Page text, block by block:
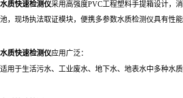
水质快速检测仪采用高强度PVC工程塑料手提箱设计，
池，现场执法取证模块，便携多参数水质检测仪具有性
水质快速检测仪应用广泛：
适用于生活污水、工业废水、地下水、地表水中多种水